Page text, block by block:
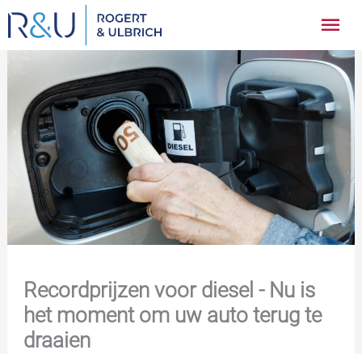
Ga
naar
inhoud
Recordprijzen voor diesel - Nu is
het moment om uw auto terug te
draaien